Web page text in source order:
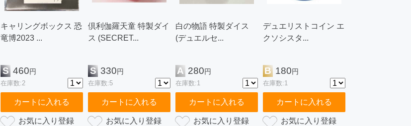
キャリングボックス 恐
竜博2023 ...
S 460円
在庫数:2
カートに入れる
倶利伽羅天童 特製ダイ
ス (SECRET...
S 330円
在庫数:5
カートに入れる
白の物語 特製ダイス
(デュエルセ...
A 280円
在庫数:1
カートに入れる
デュエリストコイン エ
クソシスタ...
B 180円
在庫数:1
カートに入れる